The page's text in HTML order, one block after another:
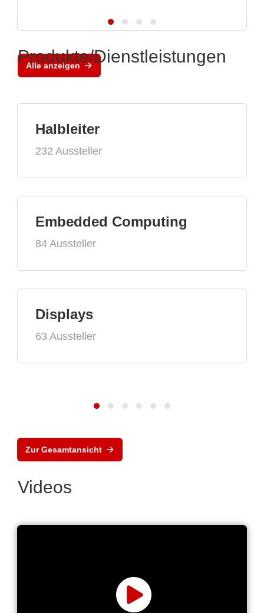
Alle anzeigen
Produkte/Dienstleistungen
Halbleiter
232 Aussteller
Embedded Computing
84 Aussteller
Displays
63 Aussteller
Zur Gesamtansicht
Videos